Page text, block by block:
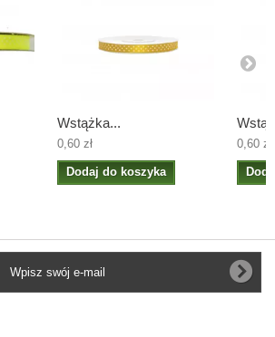
Wstążka...
0,60 zł
Dodaj do koszyka
0,60 zł